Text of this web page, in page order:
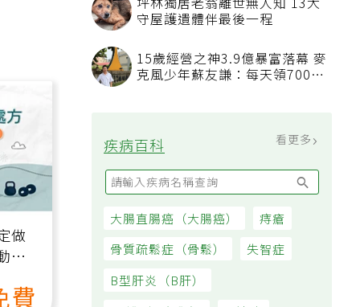
坪林獨居老翁離世無人知 13犬
守屋護遺體伴最後一程
15歲經營之神3.9億暴富落幕 麥
疾病百科
做
、
能